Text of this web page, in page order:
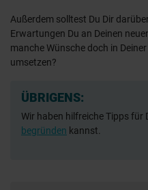
Außerdem solltest Du Dir
Erwartungen Du an Deinen
manche Wünsche doch in
umsetzen?
ÜBRIGENS:
Wir haben hilfreiche Tipps für
begründen kannst.